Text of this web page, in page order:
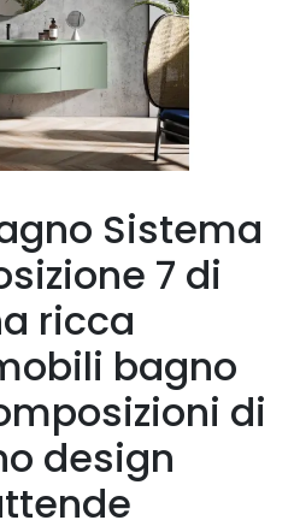
Sistema
7 di
ricca
bagno
di
design